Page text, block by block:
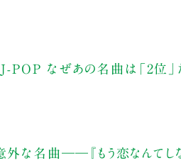
J-POP なぜあの名曲は「2位」
な名曲――『もう恋なんてしな